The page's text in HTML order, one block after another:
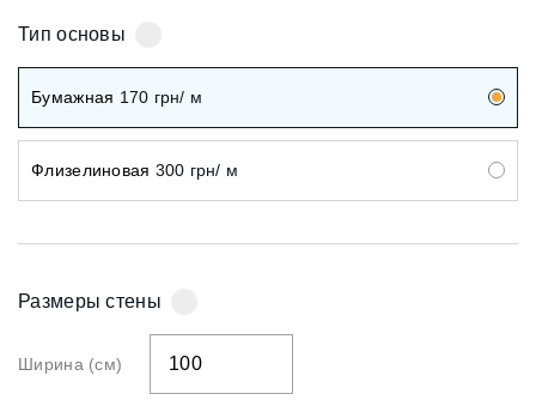
Тип основы
Бумажная 170 грн/ м
Флизелиновая 300 грн/ м
Размеры стены
Ширина (см)